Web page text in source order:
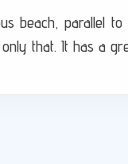
beach, parallel
that. It has a